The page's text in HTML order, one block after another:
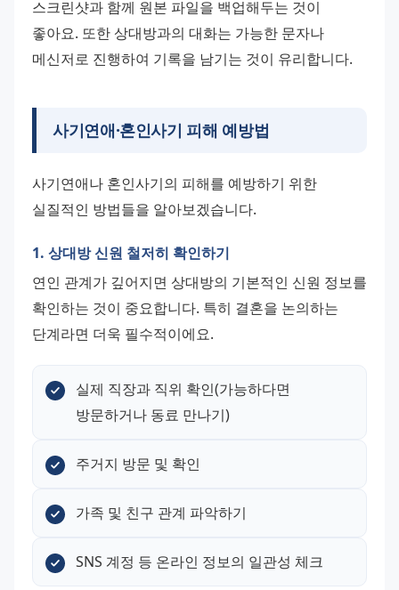
스크린샷과 함께 원본 파일을 백업해두는 것이
좋아요. 또한 상대방과의 대화는 가능한 문자나
메신저로 진행하여 기록을 남기는 것이 유리합니다.
사기연애·혼인사기 피해 예방법
사기연애나 혼인사기의 피해를 예방하기 위한
실질적인 방법들을 알아보겠습니다.
1. 상대방 신원 철저히 확인하기
연인 관계가 깊어지면 상대방의 기본적인 신원 정보를
확인하는 것이 중요합니다. 특히 결혼을 논의하는
단계라면 더욱 필수적이에요.
실제 직장과 직위 확인(가능하다면
방문하거나 동료 만나기)
주거지 방문 및 확인
가족 및 친구 관계 파악하기
SNS 계정 등 온라인 정보의 일관성 체크